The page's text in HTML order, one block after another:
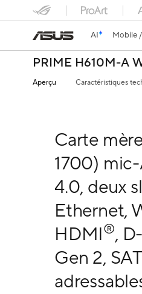
AI Mobile
PRIME H610M-A
Aperçu Caractéristiques
Carte
1700)
4.0, deux
Ethernet,
HDMI®,
Gen 2,